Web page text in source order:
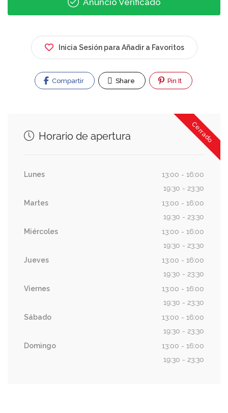
Anuncio Verificado
Inicia Sesión para Añadir a Favoritos
Compartir Share Pin It
Cerrado
Horario de apertura
Lunes
13:00 - 16:00
19:30 - 23:30
Martes
13:00 - 16:00
19:30 - 23:30
Miércoles
13:00 - 16:00
19:30 - 23:30
Jueves
13:00 - 16:00
19:30 - 23:30
Viernes
13:00 - 16:00
19:30 - 23:30
Sábado
13:00 - 16:00
19:30 - 23:30
Domingo
13:00 - 16:00
19:30 - 23:30